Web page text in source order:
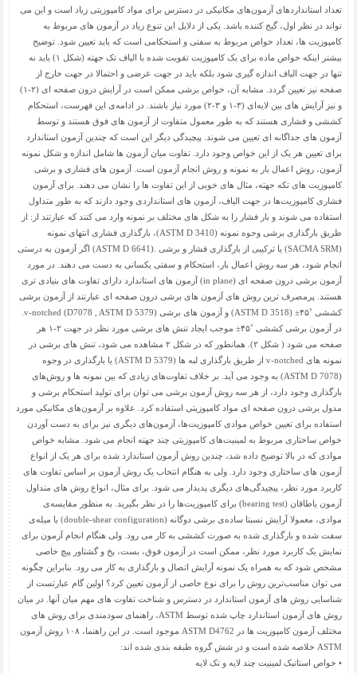
تعداد استانداردهای آزمون‌های مکانیکی در دسترس برای مواد کامپوزیتی زیاد است و این می
تواند در نظر اول، گیج کننده باشد. یکی از دلایل این تنوع زیاد در آزمون های مربوط به
کامپوزیت ها، تعداد خواص مربوط به سفتی و استحکامی است که باید تعیین شود. توضیح
بیشتر اینکه خواص ماده برای یک کامپوزیت تقویت شده با الیاف تک جهته (شکل ۱) باید نه
تنها در جهت الیاف اندازه گیری شود بلکه باید در جهت عرضی و احتمالا در جهت خارج از
صفحه نیز تعیین گردد. مشابه آن، خواص برشی ممکن است در آرایش درون صفحه ای (۲-۱)
و نیز آرایش های بین لایه‌ای (۳-۱ و ۳-۲) مورد نیاز باشند. در ادامه‌ی این فهرست، استحکام
کششی و فشاری هستند که به طور معمول متفاوت از آزمون های فوق هستند و توسط
آزمون های جداگانه ای تعیین می شوند. پیچیدگی دیگر این است که چندین آزمون استاندارد
برای تعیین هر یک از این خواص وجود دارد. تفاوت میان آزمون ها شامل اندازه و شکل نمونه
آزمون، روش اعمال بار به نمونه و روش انجام آزمون است. آزمون های فشاری و برشی
کامپوزیت های تکه جهته، مثال های خوبی از این تفاوت ها را نشان می دهند. برای آزمون
فشاری کامپوزیت‌ها در جهت الیاف، آزمون های استانداردی وجود دارند که به طور متداول
استفاده می شوند و بار فشار را به شکل های مختلف بر نمونه وارد می کنند که عبارتند از: از
طریق بارگذاری برشی وجوه نمونه (ASTM D 3410)، بارگذاری فشاری انتهای نمونه
(SACMA SRM) یا ترکیبی از بارگذاری فشار و برشی .(ASTM D 6641) اگر آزمون به درستی
انجام شود، هر سه روش اعمال بار، استحکام و سفتی یکسانی به دست می دهند. در مورد
آزمون برشی درون صفحه ای (in plane) آزمون های استاندارد دارای تفاوت های بنیادی تری
هستند. پرمصرف ترین روش های آزمون های برشی درون صفحه ای عبارتند از آزمون برشی
کششی ˚۴۵± (ASTM D 3518) و آزمون های برشی (D7078 , ASTM D 5379) v-notched.
در آزمون برشی کششی ˚۴۵± موجب ایجاد تنش های برشی مورد نظر در جهت ۲-۱ هر
صفحه می شود ( شکل ۲). همانطور که در شکل ۲ مشاهده می شود، تنش های برشی در
نمونه های v-notched از طریق بارگذاری لبه ها (ASTM D 5379) یا بارگذاری در وجوه
(ASTM D 7078) به وجود می آید. بر خلاف تفاوت‌های زیادی که بین نمونه ها و روش‌های
بارگذاری وجود دارد، از هر سه روش آزمون برشی می توان برای تولید استحکام برشی و
مدول برشی درون صفحه ای مواد کامپوزیتی استفاده کرد. علاوه بر آزمون‌های مکانیکی مورد
استفاده برای تعیین خواص موادی کامپوزیت‌ها، آزمون‌های دیگری نیز برای به دست آوردن
خواص ساختاری مربوط به لمینیت‌های کامپوزیتی چند جهته انجام می شود. مشابه خواص
موادی که در بالا توضیح داده شد، چندین روش آزمون استاندارد شده برای هر یک از انواع
آزمون های ساختاری وجود دارد. ولی به هنگام انتخاب یک روش آزمون بر اساس تفاوت های
کاربرد مورد نظر، پیچیدگی‌های دیگری پدیدار می شود. برای مثال، انواع روش های متداول
آزمون یاطاقان (bearing test) برای کامپوزیت‌ها را در نظر بگیرید. به منظور مقایسه‌ی
موادی، معمولا آرایش نسبتا ساده‌ی برشی دوگانه (double-shear configuration) با میله‌ی
سفت شده و بارگذاری شده به صورت کششی به کار می رود. ولی هنگام انجام آزمون برای
نمایش یک کاربرد مورد نظر، ممکن است در آزمون فوق، بست، پخ و گشتاور پیچ خاصی
مشخص شود که به همراه یک نمونه آرایش اتصال و بارگذاری به کار می رود. بنابراین چگونه
می توان مناسب‌ترین روش را برای نوع خاصی از آزمون تعیین کرد؟ اولین گام عبارتست از
شناسایی روش های آزمون استاندارد در دسترس و شناخت تفاوت های مهم میان آنها. در میان
روش های آزمون استاندارد چاپ شده توسط ASTM، راهنمای سودمندی برای روش های
مختلف آزمون کامپوزیت ها در ASTM D4762 موجود است. در این راهنما، ۱۰۸ روش آزمون
ASTM خلاصه شده است و در شش گروه طبقه بندی شده اند:
• خواص استاتیک لمینیت چند لایه و تک لایه